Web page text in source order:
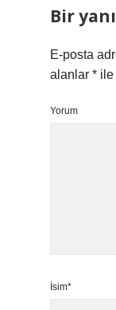
Bir
E-posta
alanlar * ile
Yorum
İsim*